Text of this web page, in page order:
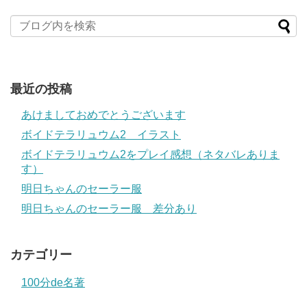
最近の投稿
あけましておめでとうございます
ボイドテラリュウム2 イラスト
ボイドテラリュウム2をプレイ感想（ネタバレありま
す）
明日ちゃんのセーラー服
明日ちゃんのセーラー服 差分あり
カテゴリー
100分de名著